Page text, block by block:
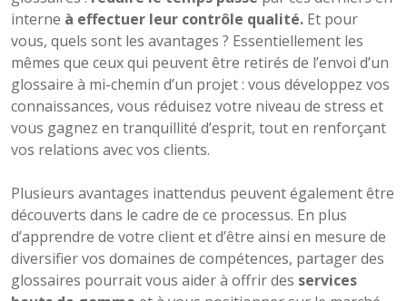
interne à effectuer leur contrôle qualité. Et pour
vous, quels sont les avantages ? Essentiellement les
mêmes que ceux qui peuvent être retirés de l’envoi d’un
glossaire à mi-chemin d’un projet : vous développez vos
connaissances, vous réduisez votre niveau de stress et
vous gagnez en tranquillité d’esprit, tout en renforçant
vos relations avec vos clients.
Plusieurs avantages inattendus peuvent également être
découverts dans le cadre de ce processus. En plus
d’apprendre de votre client et d’être ainsi en mesure de
diversifier vos domaines de compétences, partager des
glossaires pourrait vous aider à offrir des services